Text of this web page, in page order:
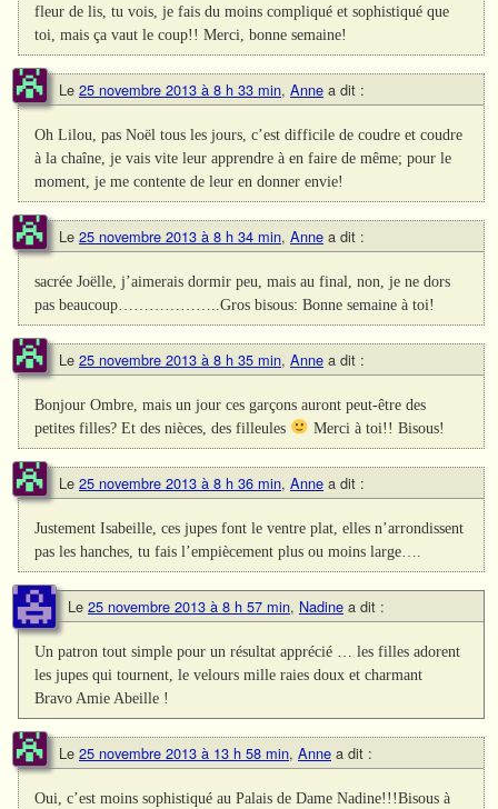
fleur de lis, tu vois, je fais du moins compliqué et sophistiqué que
toi, mais ça vaut le coup!! Merci, bonne semaine!
Le 25 novembre 2013 à 8 h 33 min, Anne a dit :
Oh Lilou, pas Noël tous les jours, c’est difficile de coudre et coudre
à la chaîne, je vais vite leur apprendre à en faire de même; pour le
moment, je me contente de leur en donner envie!
Le 25 novembre 2013 à 8 h 34 min, Anne a dit :
sacrée Joëlle, j’aimerais dormir peu, mais au final, non, je ne dors
pas beaucoup………………..Gros bisous: Bonne semaine à toi!
Le 25 novembre 2013 à 8 h 35 min, Anne a dit :
Bonjour Ombre, mais un jour ces garçons auront peut-être des
petites filles? Et des nièces, des filleules
Merci à toi!! Bisous!
Le 25 novembre 2013 à 8 h 36 min, Anne a dit :
Justement Isabeille, ces jupes font le ventre plat, elles n’arrondissent
pas les hanches, tu fais l’empiècement plus ou moins large….
Le 25 novembre 2013 à 8 h 57 min, Nadine a dit :
Un patron tout simple pour un résultat apprécié … les filles adorent
les jupes qui tournent, le velours mille raies doux et charmant
Bravo Amie Abeille !
Le 25 novembre 2013 à 13 h 58 min, Anne a dit :
Oui, c’est moins sophistiqué au Palais de Dame Nadine!!!Bisous à